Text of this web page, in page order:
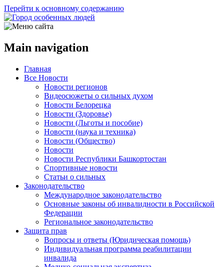
Перейти к основному содержанию
Main navigation
Главная
Все Новости
Новости регионов
Видеосюжеты о сильных духом
Новости Белорецка
Новости (Здоровье)
Новости (Льготы и пособие)
Новости (наука и техника)
Новости (Общество)
Новости
Новости Республики Башкортостан
Спортивные новости
Статьи о сильных
Законодательство
Международное законодательство
Основные законы об инвалидности в Российской
Федерации
Региональное законодательство
Защита прав
Вопросы и ответы (Юридическая помощь)
Индивидуальная программа реабилитации
инвалида